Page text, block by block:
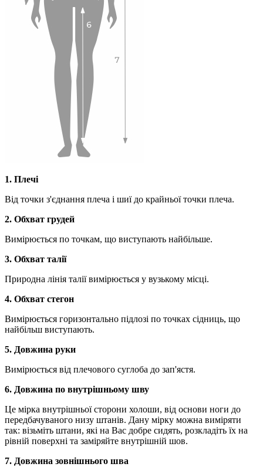
1. Плечі
Від точки з'єднання плеча і шиї до крайньої точки плеча.
2. Обхват грудей
Вимірюється по точкам, що виступають найбільше.
3. Обхват талії
Природна лінія талії вимірюється у вузькому місці.
4. Обхват стегон
Вимірюється горизонтально підлозі по точках сідниць, що
найбільш виступають.
5. Довжина руки
Вимірюється від плечового суглоба до зап'ястя.
6. Довжина по внутрішньому шву
Це мірка внутрішньої сторони холоши, від основи ноги до
передбачуваного низу штанів. Дану мірку можна виміряти
так: візьміть штани, які на Вас добре сидять, розкладіть їх на
рівній поверхні та заміряйте внутрішній шов.
7. Довжина зовнішнього шва